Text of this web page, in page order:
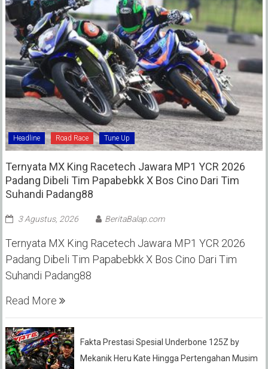
Headline Road Race Tune Up
Ternyata MX King Racetech Jawara MP1 YCR 2026
Padang Dibeli Tim Papabebkk X Bos Cino Dari Tim
Suhandi Padang88
3 Agustus, 2026 BeritaBalap.com
Ternyata MX King Racetech Jawara MP1 YCR 2026
Padang Dibeli Tim Papabebkk X Bos Cino Dari Tim
Suhandi Padang88
Read More
Fakta Prestasi Spesial Underbone 125Z by
Mekanik Heru Kate Hingga Pertengahan Musim